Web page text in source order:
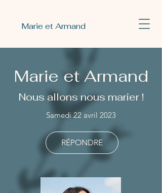
Marie et Armand
Marie et Armand
Nous allons nous marier !
Samedi 22 avril 2023
RÉPONDRE